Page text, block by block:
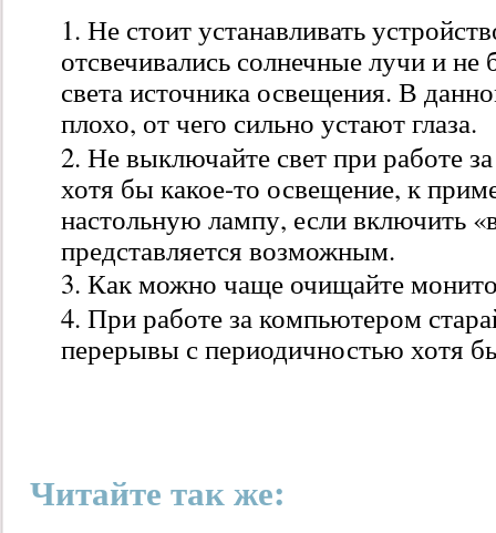
Не стоит устанавливать
отсвечивались солнечные лучи и
света источника освещения. В
плохо, от чего сильно устают глаза.
Не выключайте свет при работе
хотя бы какое-то освещение, к
настольную лампу, если включить
представляется возможным.
Как можно чаще очищайте
При работе за компьютером
перерывы с периодичностью хотя
Читайте так же: